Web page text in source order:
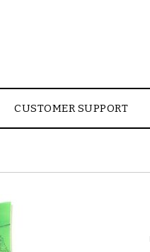
CUSTOMER SUPPORT